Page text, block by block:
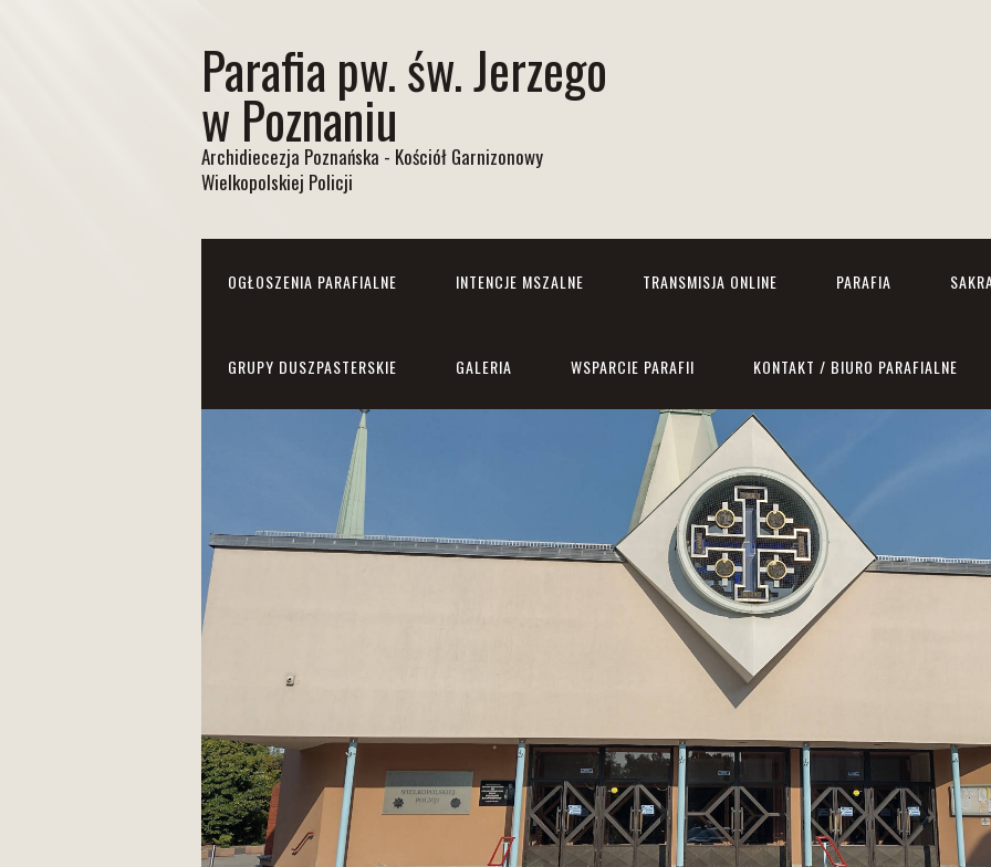
Parafia pw. św. Jerzego
w Poznaniu
Archidiecezja Poznańska - Kościół Garnizonowy
Wielkopolskiej Policji
OGŁOSZENIA PARAFIALNE INTENCJE MSZALNE TRANSMISJA ONLINE PARAFIA
GRUPY DUSZPASTERSKIE GALERIA WSPARCIE PARAFII KONTAKT / BIURO PARAFIALNE